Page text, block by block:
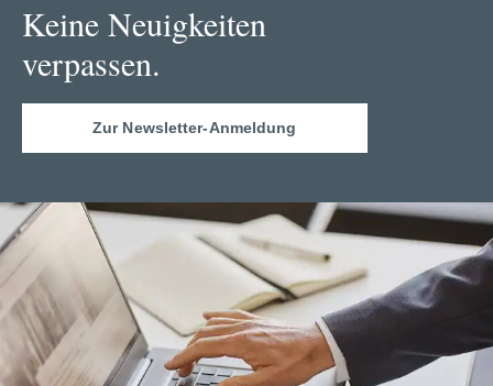
Keine Neuigkeiten
verpassen.
Zur Newsletter-Anmeldung